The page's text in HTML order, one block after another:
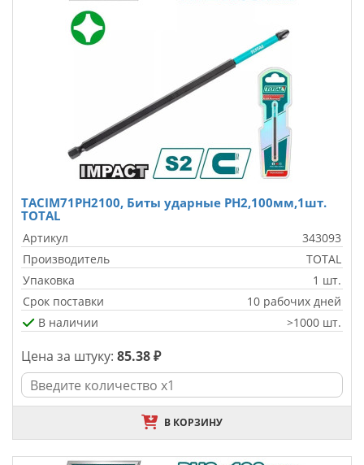
TACIM71PH2100, Биты ударные PH2,100мм,1шт.
TOTAL
Артикул
343093
Производитель
TOTAL
Упаковка
1 шт.
Срок поставки
10 рабочих дней
В наличии
>1000 шт.
Цена за штуку: 85.38 ₽
В КОРЗИНУ